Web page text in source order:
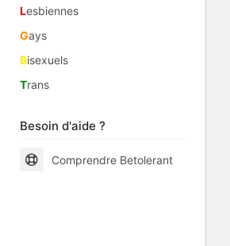
Lesbiennes
Gays
Bisexuels
Trans
Besoin d'aide ?
Comprendre Betolerant